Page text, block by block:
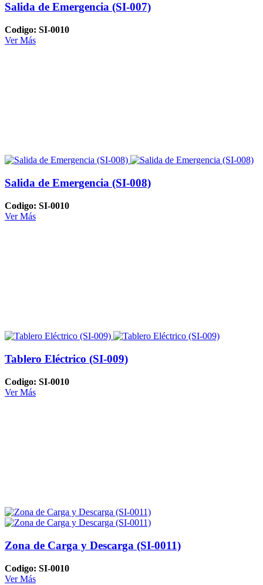
Salida de Emergencia (SI-007)
Codigo: SI-0010
Ver Más
Salida de Emergencia (SI-008)
Codigo: SI-0010
Ver Más
Tablero Eléctrico (SI-009)
Codigo: SI-0010
Ver Más
Zona de Carga y Descarga (SI-0011)
Codigo: SI-0010
Ver Más